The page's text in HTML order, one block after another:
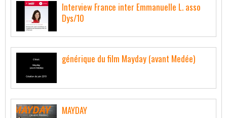
Interview France inter Emmanuelle L. asso
Dys/10
générique du film Mayday (avant Medée)
MAYDAY